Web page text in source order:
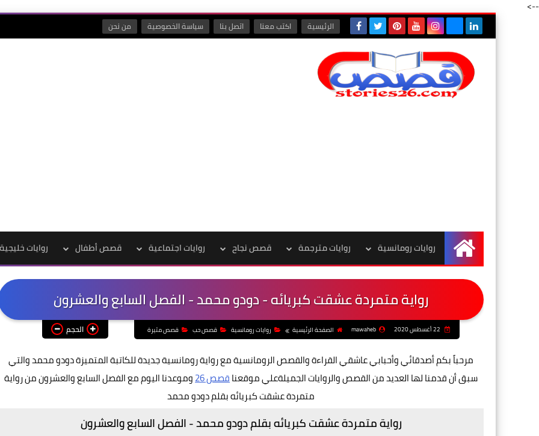
-->
الرئيسية اكتب معنا اتصل بنا سياسة الخصوصية من نحن
الرئيسية
روايات رومانسية روايات مترجمة قصص نجاح روايات اجتماعية قصص أطفال روايات خليجية
رواية متمردة عشقت كبريائه - دودو محمد - الفصل السابع والعشرون
mawaheb الصفحة الرئيسية روايات رومانسية قصص حب قصص مثيرة الحجم
مرحباً بكم أصدقائي وأحبابي عاشقي القراءة والقصص الرومانسية مع رواية رومانسية جديدة للكاتبة المتميزة دودو محمد والتي
سبق أن قدمنا لها العديد من القصص والروايات الجميلةعلي موقعناقصص 26 وموعدنا اليوم مع الفصل السابع والعشرون من رواية
متمردة عشقت كبريائه بقلم دودو محمد
رواية متمردة عشقت كبريائه بقلم دودو محمد - الفصل السابع والعشرون